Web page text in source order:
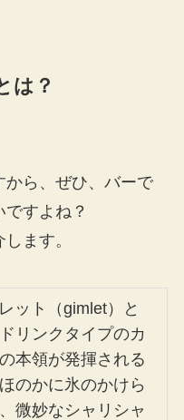
は？
ら、ぜひ、バーで
すよね？
ます。
ット（gimlet）と
リンクタイプのカ
本領が発揮される
のかに氷のかけら
微妙なシャリシャ